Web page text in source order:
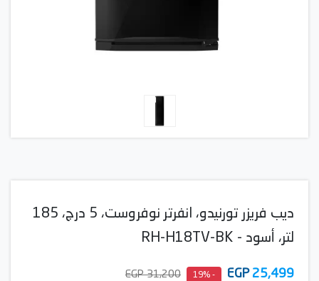
ديب فريزر تورنيدو، انفرتر نوفروست، 5 درج، 185
لتر، أسود - RH-H18TV-BK
25,499
EGP
- 19%
31,200 EGP